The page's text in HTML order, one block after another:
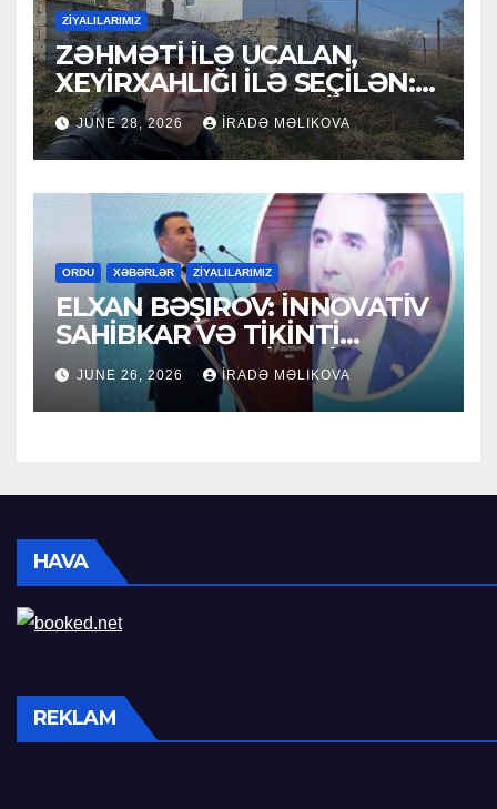
ZİYALILARIMIZ
ZƏHMƏTİ İLƏ UCALAN,
XEYİRXAHLIĞI İLƏ SEÇİLƏN:
HACI RAMAZAN QULİYEV
JUNE 28, 2026 İRADƏ MƏLIKOVA
ORDU XƏBƏRLƏR ZİYALILARIMIZ
ELXAN BƏŞIROV: İNNOVATİV
SAHİBKAR VƏ TİKİNTİ
SEKTORUNUN LİDERİ
JUNE 26, 2026 İRADƏ MƏLIKOVA
HAVA
REKLAM